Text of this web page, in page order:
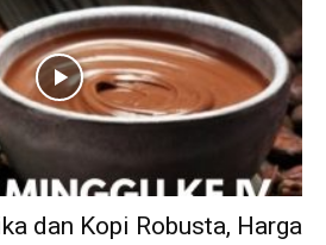
dan Kopi Robusta, Harga